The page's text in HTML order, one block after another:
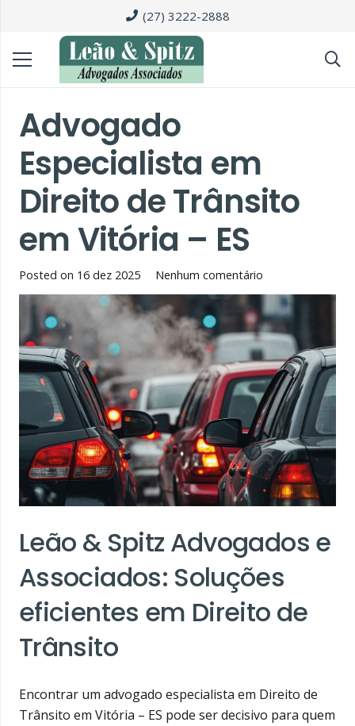
(27) 3222-2888
Advogado
Especialista em
Direito de Trânsito
em Vitória – ES
Posted on 16 dez 2025 Nenhum comentário
Leão & Spitz Advogados e
Associados: Soluções
eficientes em Direito de
Trânsito
Encontrar um advogado especialista em Direito de
Trânsito em Vitória – ES pode ser decisivo para quem